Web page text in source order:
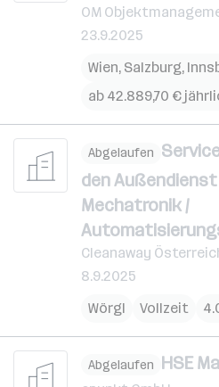
OM
23.9.2025
Wien, Salzburg,
ab 42.889,70 €
Abgelaufen
den
Mechatronik /
Cleanaway
8.9.2025
Wörgl
Vollzeit
Abgelaufen HSE